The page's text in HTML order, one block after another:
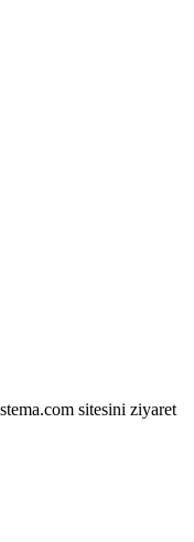
sitesini ziyaret